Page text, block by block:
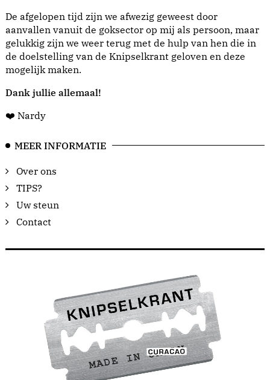
De afgelopen tijd zijn we afwezig geweest door
aanvallen vanuit de goksector op mij als persoon, maar
gelukkig zijn we weer terug met de hulp van hen die in
de doelstelling van de Knipselkrant geloven en deze
mogelijk maken.
Dank jullie allemaal!
❤️ Nardy
MEER INFORMATIE
Over ons
TIPS?
Uw steun
Contact